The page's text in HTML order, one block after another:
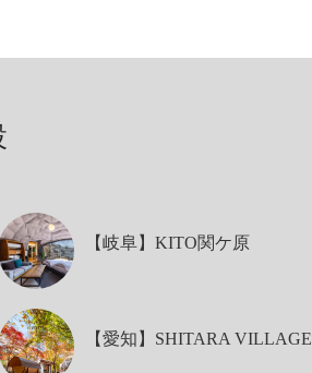
【岐阜】KITO関ケ原
【愛知】SHITARA VILLAGE